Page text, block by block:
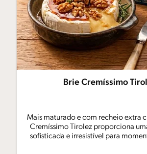
Brie Cremíssimo
Mais maturado e com recheio extra
Cremíssimo Tirolez proporciona
sofisticada e irresistível para